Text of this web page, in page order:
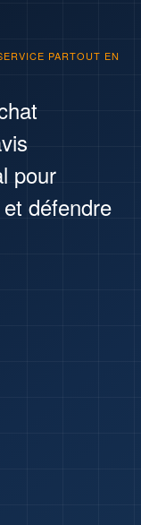
PARTOUT EN
pour
défendre